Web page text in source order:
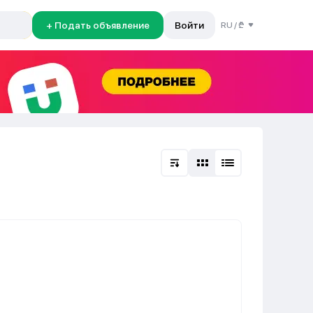
+ Подать объявление Войти RU /₾